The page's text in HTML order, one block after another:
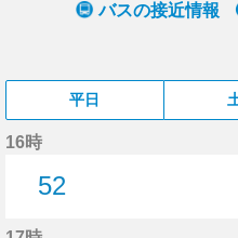
バスの接近情報
平日
16時
52